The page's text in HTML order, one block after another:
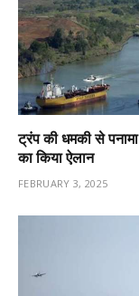
ट्रंप की धमकी से
का किया ऐलान
FEBRUARY 3, 2025